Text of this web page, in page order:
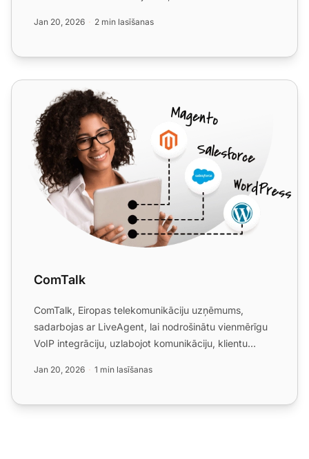
Jan 20, 2026 2 min lasīšanas
ComTalk
ComTalk
ComTalk, Eiropas telekomunikāciju uzņēmums,
sadarbojas ar LiveAgent, lai nodrošinātu vienmērīgu
VoIP integrāciju, uzlabojot komunikāciju, klientu
Jan 20, 2026 1 min lasīšanas